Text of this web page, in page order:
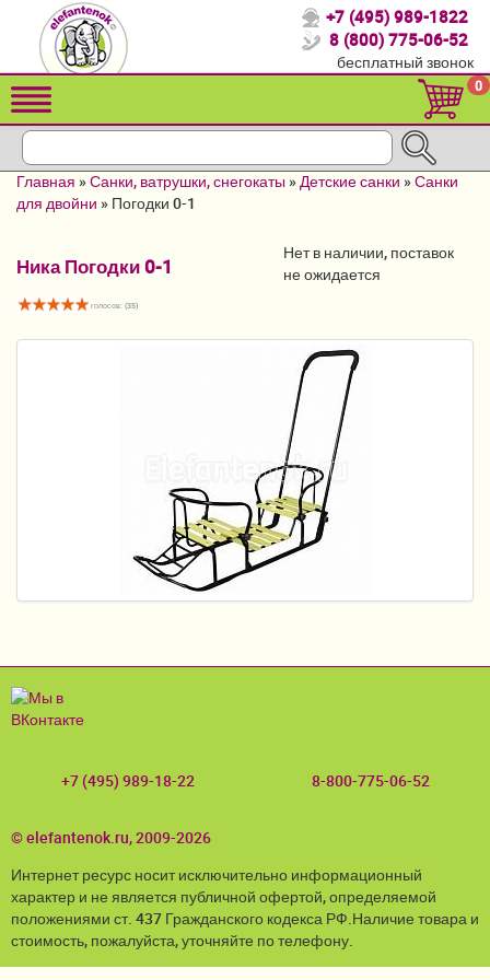
Спасибо, что выбрали нас!
Распродажа!
Детские коляски
Кроватки для новорожденных
Детский транспорт
Гигиена и уход
Манежи
Ходунки и прыгунки
Игры и развитие
Принадлежности для выписки
Сумки для мам и детей
Кенгуру и слинги
+7 (495) 989-1822
8 (800) 775-06-52
бесплатный звонок
0
Главная »Санки, ватрушки, снегокаты »Детские санки »Санки
для двойни » Погодки 0-1
Ника Погодки 0-1
голосов: (35)
Нет в наличии, поставок
не ожидается
+7 (495) 989-18-22 8-800-775-06-52
© elefantenok.ru, 2009-2026
Интернет ресурс носит исключительно информационный
характер и не является публичной офертой, определяемой
положениями ст. 437 Гражданского кодекса РФ.Наличие товара и
стоимость, пожалуйста, уточняйте по телефону.